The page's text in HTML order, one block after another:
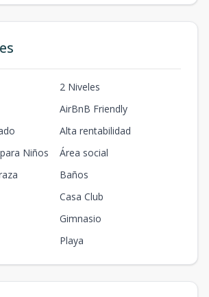
2 Niveles
AirBnB Friendly
Alta rentabilidad
Niños
Área social
Baños
Casa Club
Gimnasio
Playa